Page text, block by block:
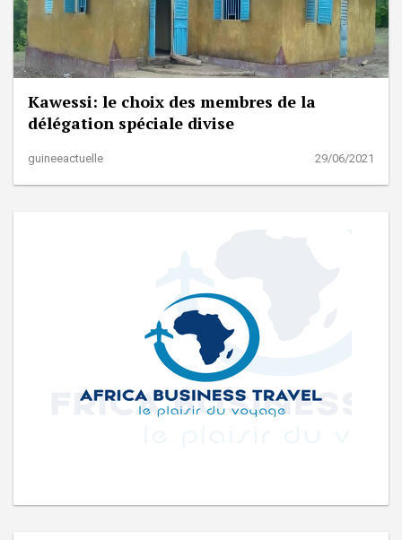
Kawessi: le choix des membres de la
délégation spéciale divise
guineeactuelle 29/06/2021